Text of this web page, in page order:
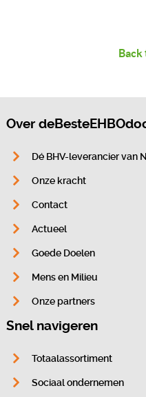
Back
Over
Dé BHV-leverancier van
Onze kracht
Contact
Actueel
Goede Doelen
Mens en Milieu
Onze partners
Snel navigeren
Totaalassortiment
Sociaal ondernemen